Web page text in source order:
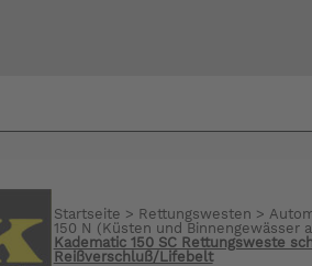
Startseite > Rettungswesten >
150 N (Küsten und Binnengewässer
Kadematic 150 SC Rettungsweste
Reißverschluß/Lifebelt